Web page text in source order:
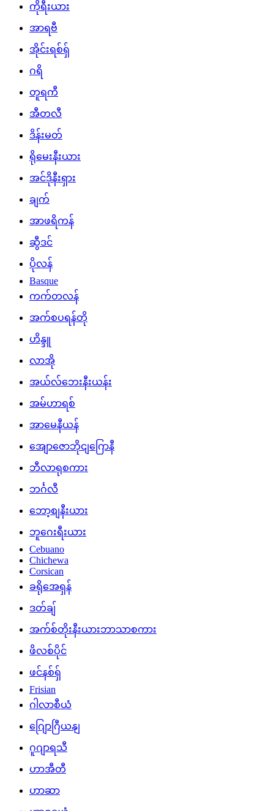
ကိုရီးယား
အာရဗီ
အိုင်းရစ်ရှ်
ဂရိ
တူရကီ
အီတလီ
ဒိန်းမတ်
ရိုမေးနီးယား
အင်ဒိုနီးရှား
ချက်
အာဖရိကန်
ဆွီဒင်
ပိုလန်
Basque
ကက်တလန်
အက်စပရန်တို
ဟိန္ဒူ
လာအို
အယ်လ်ဘေးနီးယန်း
အမ်ဟာရစ်
အာမေနီယန်
အျောဇောဘိုငျဂြောနီ
ဘီလာရုစကား
ဘင်္ဂလီ
ဘော့စျနီးယား
ဘူဂေးရီးယား
Cebuano
Chichewa
Corsican
ခရိုအေရှန်
ဒတ်ချ်
အက်စ်တိုးနီးယားဘာသာစကား
ဖိလစ်ပိုင်
ဖင်နစ်ရှ်
Frisian
ဂါလာစီယံ
ဂျြောဂြီယနျ
ဂူဂျာရသီ
ဟာအီတီ
ဟာဆာ